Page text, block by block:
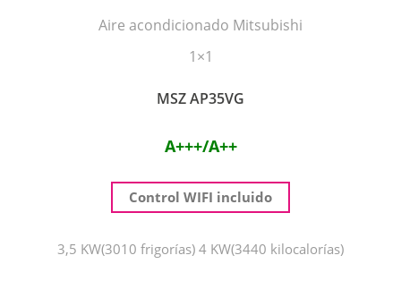
Aire acondicionado Mitsubishi
1×1
MSZ AP35VG
A+++/A++
Control WIFI incluido
3,5 KW(3010 frigorías) 4 KW(3440 kilocalorías)